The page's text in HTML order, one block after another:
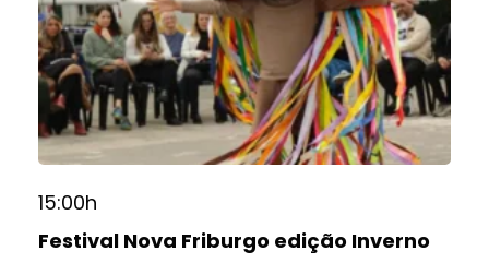
15:00h
Festival Nova Friburgo edição Inverno